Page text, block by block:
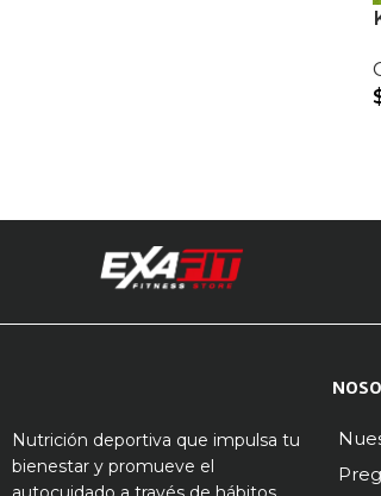
Nutrición deportiva que impulsa tu
bienestar y promueve el